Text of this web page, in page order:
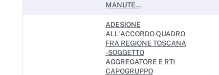
Beni immobili e gestione patrimonio
Controlli e rilievi sull'amministrazione
MANUTE...
ADESIONE
ALL'ACCORDO QUADRO
FRA REGIONE TOSCANA
-SOGGETTO
AGGREGATORE E RTI
CAPOGRUPPO